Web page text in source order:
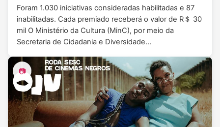
Foram 1.030 iniciativas consideradas habilitadas e 87
inabilitadas. Cada premiado receberá o valor de R＄ 30
mil O Ministério da Cultura (MinC), por meio da
Secretaria de Cidadania e Diversidade…
📷